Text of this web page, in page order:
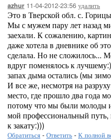
azhur 11-04-2012-23:56 удалить
Это в Тверской обл. с.
Мы с мужем пару лет назад
заехали. К сожалению,
даже хотела в дневнике об
сделала. Но не сложилось...
вдруг поменялось к
запах дыма остались (мы
И все же, несмотря на
место, где прошло два года
потому что мы были молоды
мой профессиональный путь,
к закату:)))
Обратиться - Ответить - К полной